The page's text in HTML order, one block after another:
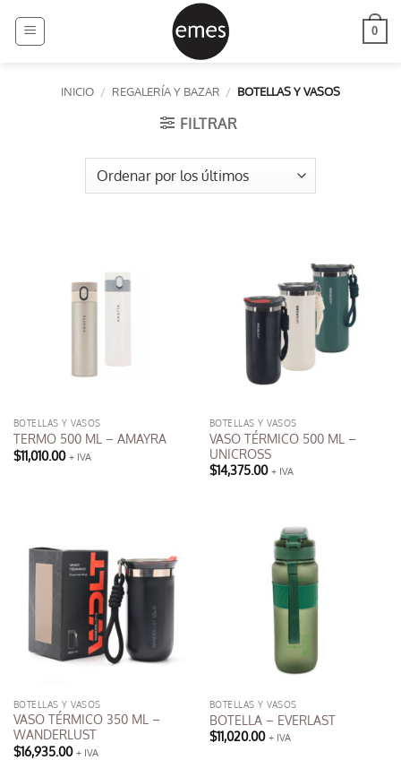
0
INICIO / REGALERÍA Y BAZAR / BOTELLAS Y VASOS
FILTRAR
BOTELLAS Y VASOS
TERMO 500 ML – AMAYRA
$11,010.00 + IVA
variantes.
elegir
de
producto
BOTELLAS Y VASOS
VASO TÉRMICO 500 ML –
UNICROSS
$14,375.00 + IVA
página
de
producto
BOTELLAS Y VASOS
VASO TÉRMICO 350 ML –
WANDERLUST
$16,935.00 + IVA
BOTELLAS Y VASOS
BOTELLA – EVERLAST
$11,020.00 + IVA